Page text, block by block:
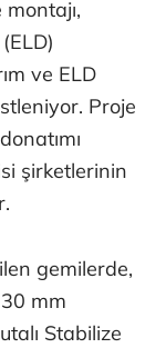
ve ELD
Proje
şirketlerinin
gemilerde,
mm
Stabilize